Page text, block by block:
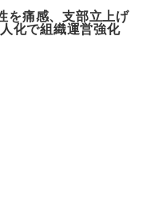
を痛感、支部立上げ
化で組織運営強化